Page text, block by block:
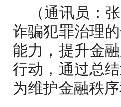
（通讯员：
诈骗犯罪治理
能力，提升金
行动，通过总
为维护金融秩